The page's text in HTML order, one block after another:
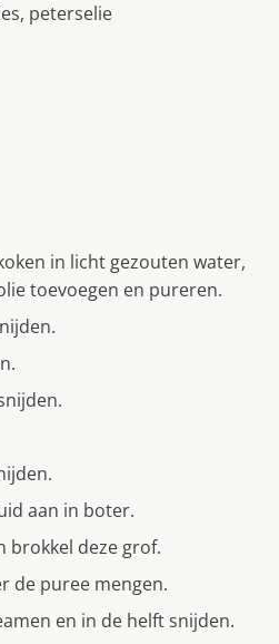
peterselie
in licht gezouten water,
toevoegen en pureren.
aan in boter.
brokkel deze grof.
de puree mengen.
en in de helft snijden.